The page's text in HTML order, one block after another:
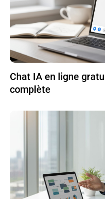
Chat IA en ligne
complète